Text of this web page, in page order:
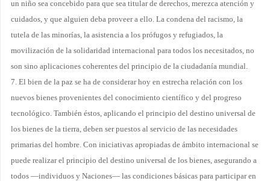
un niño sea concebido para que sea titular de derechos, merezca atención y
cuidados, y que alguien deba proveer a ello. La condena del racismo, la
tutela de las minorías, la asistencia a los prófugos y refugiados, la
movilización de la solidaridad internacional para todos los necesitados, no
son sino aplicaciones coherentes del principio de la ciudadanía mundial.
7. El bien de la paz se ha de considerar hoy en estrecha relación con los
nuevos bienes provenientes del conocimiento científico y del progreso
tecnológico. También éstos, aplicando el principio del destino universal de
los bienes de la tierra, deben ser puestos al servicio de las necesidades
primarias del hombre. Con iniciativas apropiadas de ámbito internacional se
puede realizar el principio del destino universal de los bienes, asegurando a
todos —individuos y Naciones— las condiciones básicas para participar en